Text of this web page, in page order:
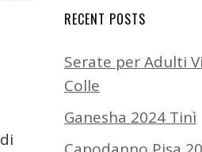
RECENT POSTS
Serate per Adulti
Colle
Ganesha 2024 Tinì